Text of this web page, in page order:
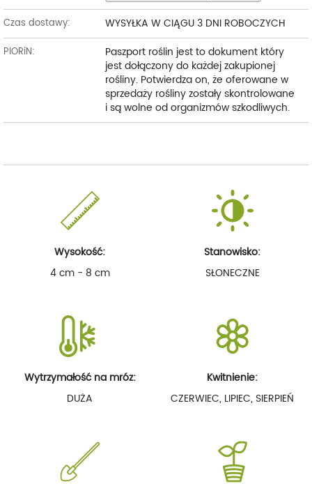
Czas dostawy: WYSYŁKA W CIĄGU 3 DNI ROBOCZYCH
PIORiN:
Paszport roślin jest to dokument który
jest dołączony do każdej zakupionej
rośliny. Potwierdza on, że oferowane w
sprzedaży rośliny zostały skontrolowane
i są wolne od organizmów szkodliwych.
Wysokość:
4 cm - 8 cm
Stanowisko:
SŁONECZNE
Wytrzymałość na mróz:
DUŻA
Kwitnienie:
CZERWIEC, LIPIEC, SIERPIEŃ